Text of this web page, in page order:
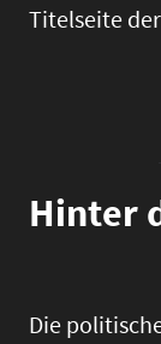
Titelseite
Hinter
Die